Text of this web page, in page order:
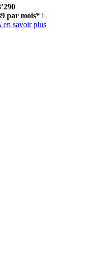
par mois* i
en savoir plus